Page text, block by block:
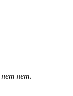
нет нет.